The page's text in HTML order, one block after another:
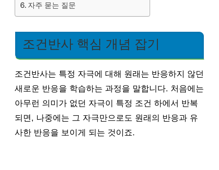
자주 묻는 질문
조건반사 핵심 개념 잡기
조건반사는 특정 자극에 대해 원래는 반응하지 않던
새로운 반응을 학습하는 과정을 말합니다. 처음에는
아무런 의미가 없던 자극이 특정 조건 하에서 반복
되면, 나중에는 그 자극만으로도 원래의 반응과 유
사한 반응을 보이게 되는 것이죠.